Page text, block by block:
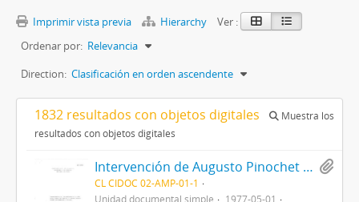
Imprimir vista previa Hierarchy
Ver :
Ordenar por: Relevancia
Direction: Clasificación en orden ascendente
1832 resultados con objetos digitales
Muestra los
resultados con objetos digitales
Intervención de Augusto Pinochet Ugarte, con motivo del 1° de Mayo.
CL CIDOC 02-AMP-01-1
Unidad documental simple
1977-05-01